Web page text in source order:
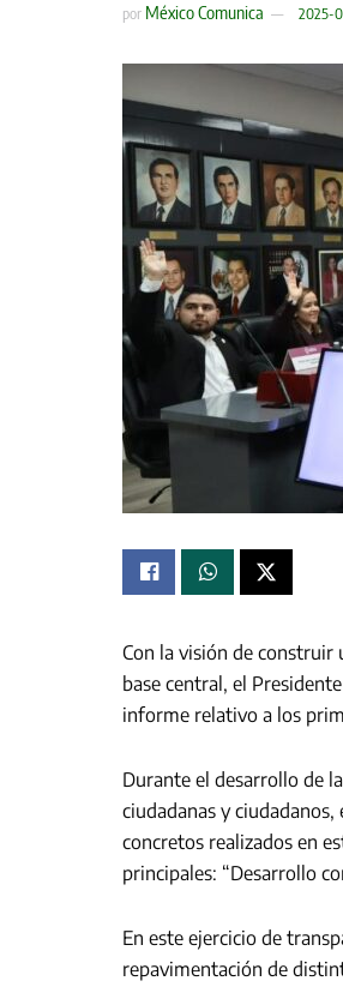
por México Comunica 2025-
Con la visión de construir
base central, el
informe relativo a los
Durante el desarrollo de
ciudadanas y
concretos realizados en
principales: “Desarrollo
En este ejercicio de
repavimentación de